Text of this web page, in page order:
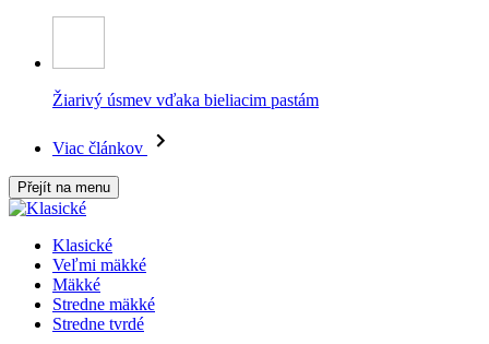
Žiarivý úsmev vďaka bieliacim pastám
Viac článkov
Přejít na menu
Klasické
Veľmi mäkké
Mäkké
Stredne mäkké
Stredne tvrdé